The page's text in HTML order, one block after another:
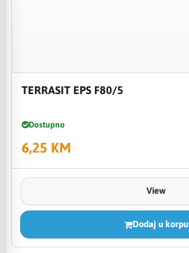
TERRASIT EPS F80/5
Dostupno
6,25 KM
View
Dodaj u korpu